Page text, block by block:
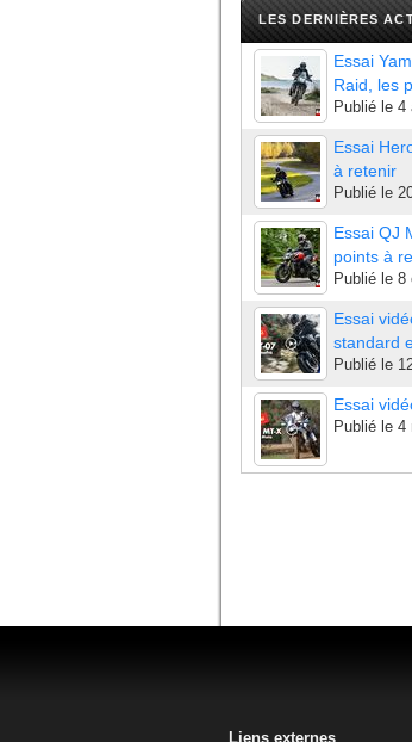
LES DERNIÈRES
Essai
Raid, les
Publié le 4
Essai
à retenir
Publié le
Essai QJ
points à
Publié le 8
Essai
standard
Publié le
Essai
Publié le 4
Liens externes